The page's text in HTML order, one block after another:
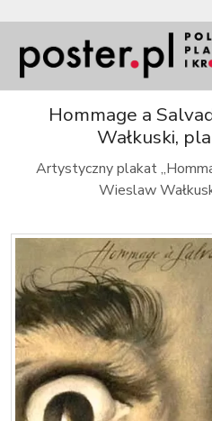
Hommage a
Wałkuski,
Artystyczny plakat
Wieslaw